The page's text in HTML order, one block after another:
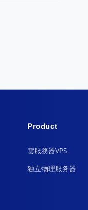
Product
雲服務器VPS
独立物理服务器